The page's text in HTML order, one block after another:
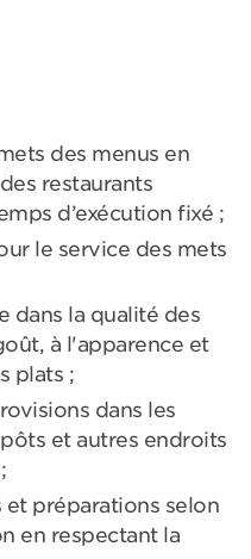
des menus en
restaurants
d’exécution fixé ;
le service des mets
dans la qualité des
à l'apparence et
plats ;
dans les
et autres endroits
préparations selon
en respectant la